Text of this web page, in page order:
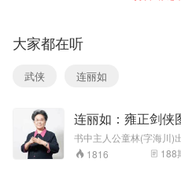
大家都在听
武侠 连丽如
连丽如：雍正剑侠
书中主人公童林(字海川)
被赶出家门。几经危难,
西臣虎山习练武功。因童
1816 188